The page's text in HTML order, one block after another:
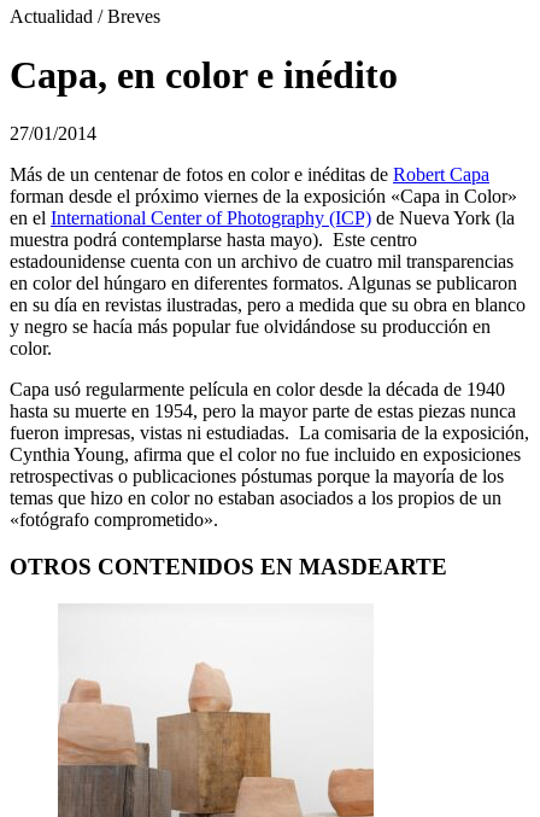
Actualidad / Breves
Capa, en color e inédito
27/01/2014
Más de un centenar de fotos en color e inéditas de Robert Capa
forman desde el próximo viernes de la exposición «Capa in Color»
en el International Center of Photography (ICP) de Nueva York (la
muestra podrá contemplarse hasta mayo). Este centro
estadounidense cuenta con un archivo de cuatro mil transparencias
en color del húngaro en diferentes formatos. Algunas se publicaron
en su día en revistas ilustradas, pero a medida que su obra en blanco
y negro se hacía más popular fue olvidándose su producción en
color.
Capa usó regularmente película en color desde la década de 1940
hasta su muerte en 1954, pero la mayor parte de estas piezas nunca
fueron impresas, vistas ni estudiadas. La comisaria de la exposición,
Cynthia Young, afirma que el color no fue incluido en exposiciones
retrospectivas o publicaciones póstumas porque la mayoría de los
temas que hizo en color no estaban asociados a los propios de un
«fotógrafo comprometido».
OTROS CONTENIDOS EN MASDEARTE